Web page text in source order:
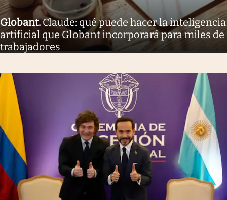
Globant.Claude: qué puede hacer la inteligencia
artificial que Globant incorporará para miles de
trabajadores